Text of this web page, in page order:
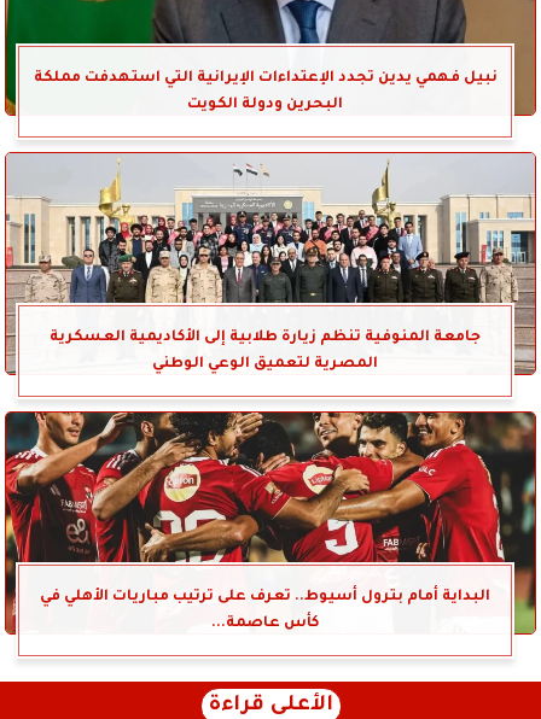
نبيل فهمي يدين تجدد الإعتداءات الإيرانية التي استهدفت مملكة
البحرين ودولة الكويت
جامعة المنوفية تنظم زيارة طلابية إلى الأكاديمية العسكرية
المصرية لتعميق الوعي الوطني
البداية أمام بترول أسيوط.. تعرف على ترتيب مباريات الأهلي في
كأس عاصمة...
الأعلى قراءة